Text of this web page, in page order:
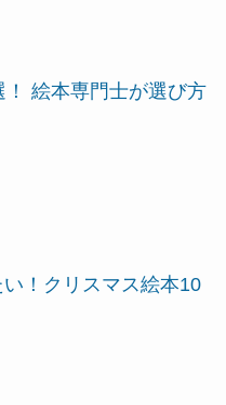
絵本専門士が選び方
！クリスマス絵本10